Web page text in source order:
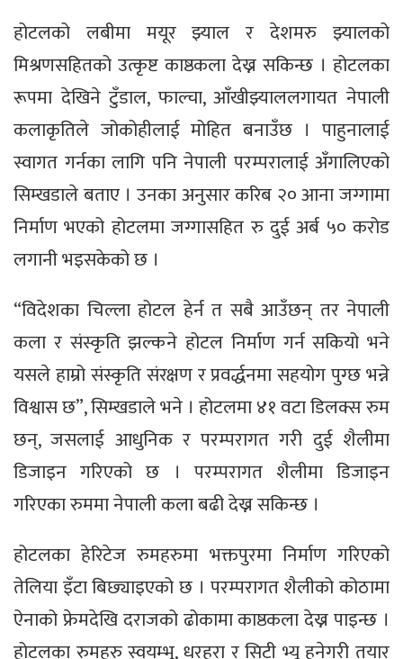
होटलको लबीमा मयूर झ्याल र देशमरु झ्यालको
मिश्रणसहितको उत्कृष्ट काष्ठकला देख्न सकिन्छ । होटलका
रूपमा देखिने टुँडाल, फाल्चा, आँखीझ्याललगायत नेपाली
कलाकृतिले जोकोहीलाई मोहित बनाउँछ । पाहुनालाई
स्वागत गर्नका लागि पनि नेपाली परम्परालाई अँगालिएको
सिम्खडाले बताए । उनका अनुसार करिब २० आना जग्गामा
निर्माण भएको होटलमा जग्गासहित रु दुई अर्ब ५० करोड
लगानी भइसकेको छ ।
“विदेशका चिल्ला होटल हेर्न त सबै आउँछन् तर नेपाली
कला र संस्कृति झल्कने होटल निर्माण गर्न सकियो भने
यसले हाम्रो संस्कृति संरक्षण र प्रवर्द्धनमा सहयोग पुग्छ भन्ने
विश्वास छ”, सिम्खडाले भने । होटलमा ४१ वटा डिलक्स रुम
छन्, जसलाई आधुनिक र परम्परागत गरी दुई शैलीमा
डिजाइन गरिएको छ । परम्परागत शैलीमा डिजाइन
गरिएका रुममा नेपाली कला बढी देख्न सकिन्छ ।
होटलका हेरिटेज रुमहरुमा भक्तपुरमा निर्माण गरिएको
तेलिया इँटा बिछ्याइएको छ । परम्परागत शैलीको कोठामा
ऐनाको फ्रेमदेखि दराजको ढोकामा काष्ठकला देख्न पाइन्छ ।
होटलका रुमहरु स्वयम्भू, धरहरा र सिटी भ्यू हुनेगरी तयार